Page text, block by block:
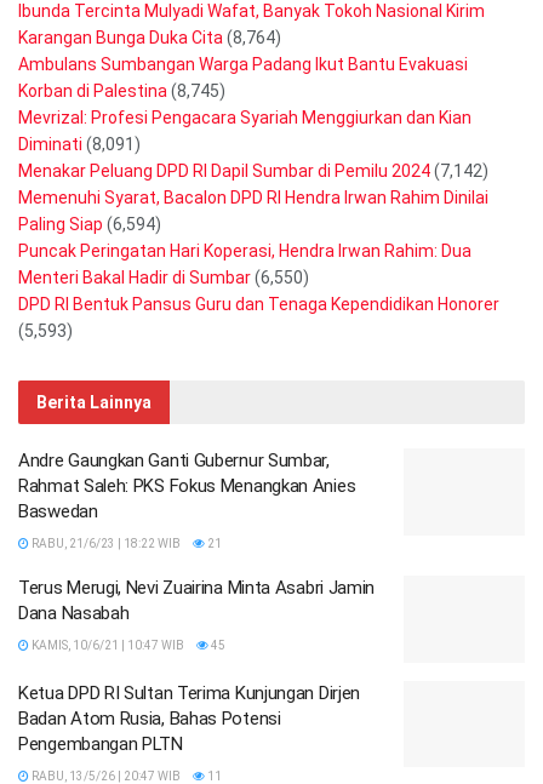
Ibunda Tercinta Mulyadi Wafat, Banyak Tokoh Nasional Kirim
Karangan Bunga Duka Cita(8,764)
Ambulans Sumbangan Warga Padang Ikut Bantu Evakuasi
Korban di Palestina(8,745)
Mevrizal: Profesi Pengacara Syariah Menggiurkan dan Kian
Diminati (8,091)
Menakar Peluang DPD RI Dapil Sumbar di Pemilu 2024(7,142)
Memenuhi Syarat, Bacalon DPD RI Hendra Irwan Rahim Dinilai
Paling Siap (6,594)
Puncak Peringatan Hari Koperasi, Hendra Irwan Rahim: Dua
Menteri Bakal Hadir di Sumbar(6,550)
DPD RI Bentuk Pansus Guru dan Tenaga Kependidikan Honorer
(5,593)
Berita Lainnya
Andre Gaungkan Ganti Gubernur Sumbar,
Rahmat Saleh: PKS Fokus Menangkan Anies
Baswedan
RABU, 21/6/23 | 18:22 WIB 21
Terus Merugi, Nevi Zuairina Minta Asabri Jamin
Dana Nasabah
KAMIS, 10/6/21 | 10:47 WIB 45
Ketua DPD RI Sultan Terima Kunjungan Dirjen
Badan Atom Rusia, Bahas Potensi
Pengembangan PLTN
RABU, 13/5/26 | 20:47 WIB 11